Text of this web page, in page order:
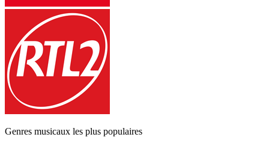
Genres musicaux les plus populaires